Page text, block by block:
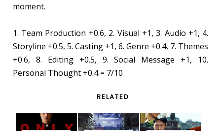
moment.
1. Team Production +0.6, 2. Visual +1, 3. Audio +1, 4.
Storyline +0.5, 5. Casting +1, 6. Genre +0.4, 7. Themes
+0.6, 8. Editing +0.5, 9. Social Message +1, 10.
Personal Thought +0.4 = 7/10
RELATED